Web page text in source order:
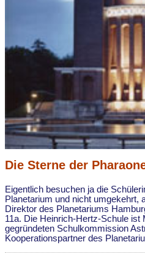
Die Sterne der
Eigentlich besuchen ja die
Planetarium und nicht umgekehrt,
Direktor des Planetariums
11a. Die Heinrich-Hertz-Schule ist
gegründeten Schulkommission
Kooperationspartner des